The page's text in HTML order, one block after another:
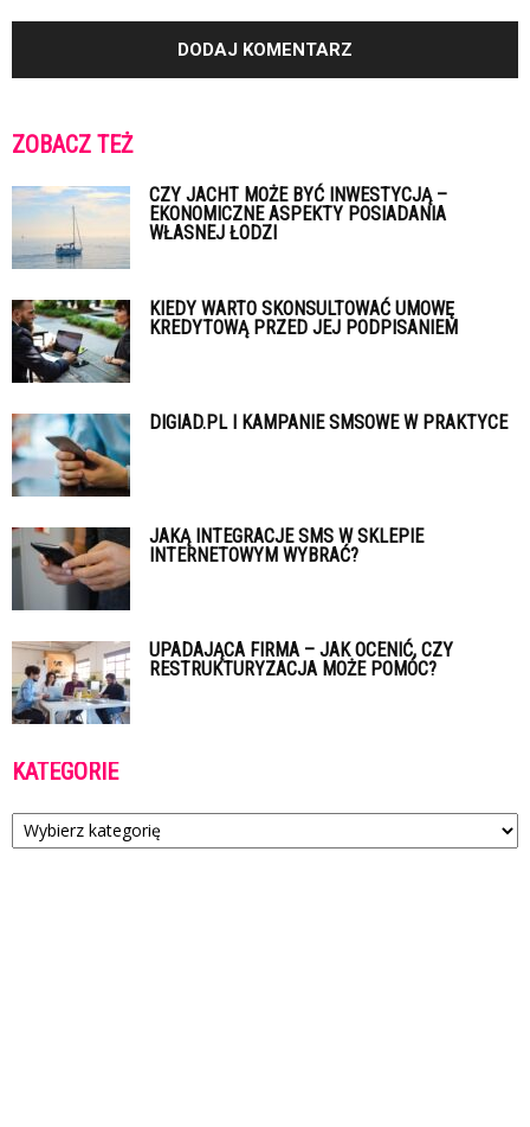
ZOBACZ TEŻ
CZY JACHT MOŻE BYĆ INWESTYCJĄ –
EKONOMICZNE ASPEKTY POSIADANIA
WŁASNEJ ŁODZI
KIEDY WARTO SKONSULTOWAĆ UMOWĘ
KREDYTOWĄ PRZED JEJ PODPISANIEM
DIGIAD.PL I KAMPANIE SMSOWE W PRAKTYCE
JAKĄ INTEGRACJE SMS W SKLEPIE
INTERNETOWYM WYBRAĆ?
UPADAJĄCA FIRMA – JAK OCENIĆ, CZY
RESTRUKTURYZACJA MOŻE POMÓC?
KATEGORIE
Kategorie